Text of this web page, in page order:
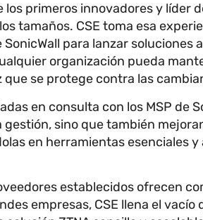
primeros innovadores y líder
tamaños. CSE toma esa
para lanzar
organización pueda
que se protege contra las
en consulta con los MSP de
gestión, sino que también
en herramientas esenciales
establecidos ofrecen
empresas, CSE llena el vacío